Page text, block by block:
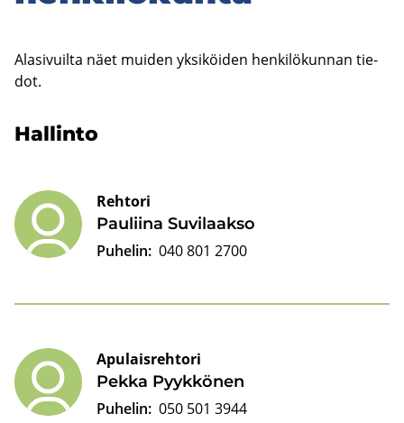
Ala­si­vuil­ta näet mui­den yk­si­köi­den hen­ki­lö­kun­nan tie­
dot.
Hal­lin­to
Pau­lii­na Su­vi­laak­so
Rehtori
Puhelin: 040 801 2700
Pekka Pyyk­kö­nen
Apulaisrehtori
Puhelin: 050 501 3944